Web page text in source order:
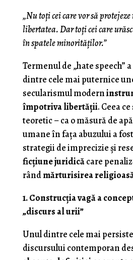
„Nu toți cei care vor să
libertatea. Dar toți cei care
în spatele minorităților.”
Termenul de „hate speech”
dintre cele mai puternice
secularismul modern
împotriva libertății. Ceea
teoretic – ca o măsură de
umane în fața abuzului a
strategii de imprecizie și
ficțiune juridicăcare
rândmărturisirea
1. Construcția vagă a
„discurs al urii”
Unul dintre cele mai
discursului contemporan